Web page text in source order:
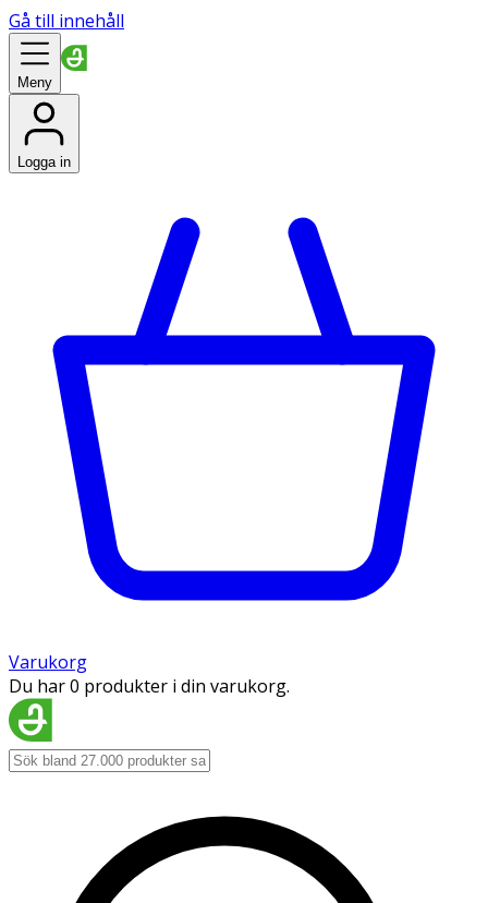
Gå till innehåll
Meny
Logga in
Varukorg
Du har 0 produkter i din varukorg.